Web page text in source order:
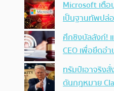
Microsoft เตือ
เป็นฐานทัพปล่
ศึกชิงบัลลังก์!
CEO เพื่อยึดอ
ทรัมป์เอาจริง
ดันกฎหมาย